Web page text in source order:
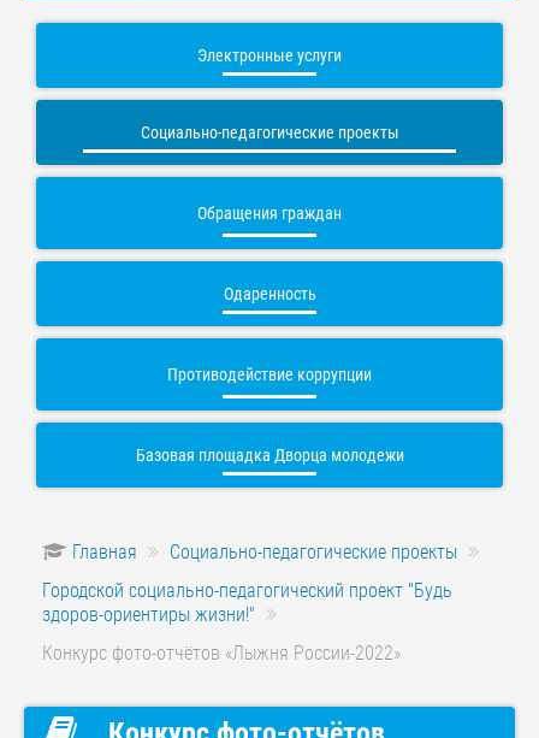
Электронные услуги
Социально-педагогические проекты
Обращения граждан
Одаренность
Противодействие коррупции
Базовая площадка Дворца молодежи
Главная
Социально-педагогические проекты
Городской социально-педагогический проект "Будь
здоров-ориентиры жизни!"
Конкурс фото-отчётов «Лыжня России-2022»